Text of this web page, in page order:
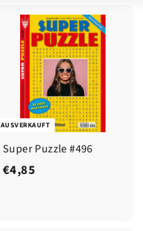
AUSVERKAUFT
Super Puzzle #496
€4,85